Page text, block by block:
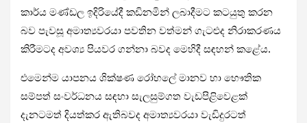
කාර්ය මණ්ඩල ඉදිරියේදී කඩිනමින් ලබාදීමට කටයුතු කරන
බව පැවසූ අමාත්‍යවරයා පවතින වත්මන් ගැටළුද නිරාකරණය
කිරීමටද අවශ්‍ය පියවර ගන්නා බවද මෙහිදී සඳහන් කළේය.
එමෙන්ම යාපනය ශික්ෂණ රෝහලේ මානව හා භෞතික
සම්පත් සංවර්ධනය සඳහා සැලසුම්ගත වැඩපිළිවෙළක්
දැනටමත් දියත්කර ඇතිබවද අමාත්‍යවරයා වැඩිදුරටත්